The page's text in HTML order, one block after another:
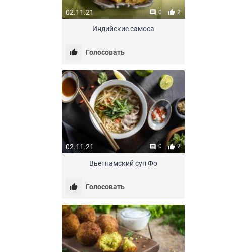
02.11.21 0 2
Индийские самоса
Голосовать
02.11.21 0 2
Вьетнамский суп Фо
Голосовать